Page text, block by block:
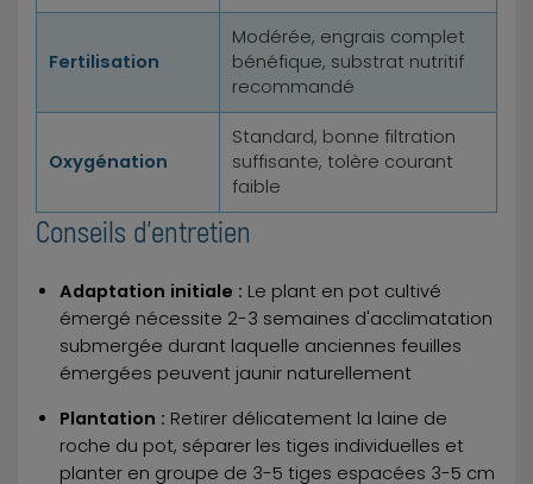
Fertilisation
Modérée, engrais complet
bénéfique, substrat nutritif
recommandé
Oxygénation
Standard, bonne filtration
suffisante, tolère courant
faible
Conseils d'entretien
Adaptation initiale : Le plant en pot cultivé
émergé nécessite 2-3 semaines d'acclimatation
submergée durant laquelle anciennes feuilles
émergées peuvent jaunir naturellement
Plantation : Retirer délicatement la laine de
roche du pot, séparer les tiges individuelles et
planter en groupe de 3-5 tiges espacées 3-5 cm